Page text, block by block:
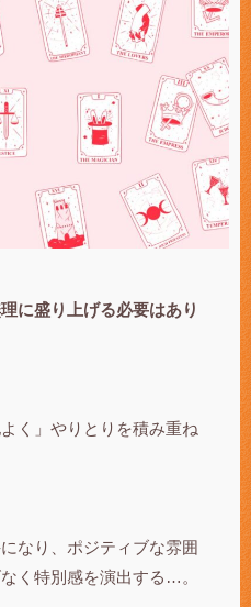
に盛り上げる必要はあり
く」やりとりを積み重ね
なり、ポジティブな雰囲
く特別感を演出する…。